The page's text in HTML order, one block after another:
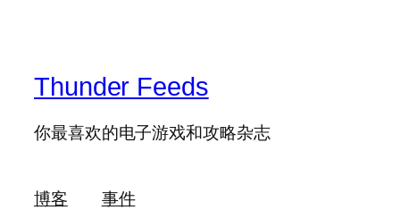
Thunder Feeds
你最喜欢的电子游戏和攻略杂志
博客
事件